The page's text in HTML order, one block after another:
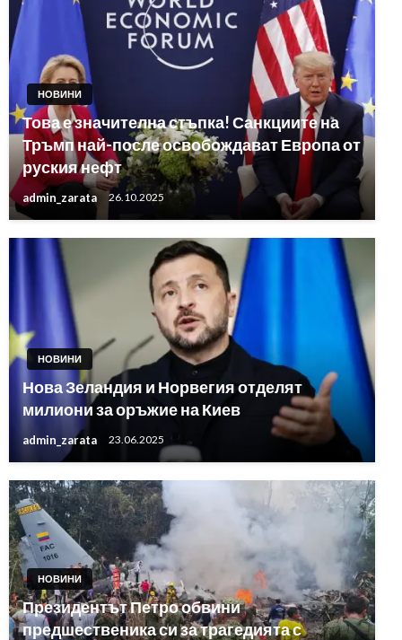
НОВИНИ
Това е значителна стъпка! Санкциите на
Тръмп най-после освобождават Европа от
руския нефт
admin_zarata 26.10.2025
НОВИНИ
Нова Зеландия и Норвегия отделят
милиони за оръжие на Киев
admin_zarata 23.06.2025
НОВИНИ
Президентът Петро обвини
предшественика си за трагедията с